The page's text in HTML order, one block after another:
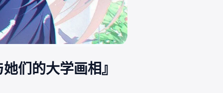
们的大学画相』